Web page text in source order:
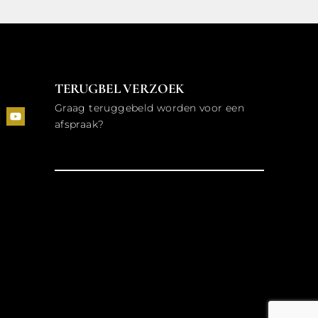
TERUGBEL VERZOEK
Graag teruggebeld worden voor een
afspraak?